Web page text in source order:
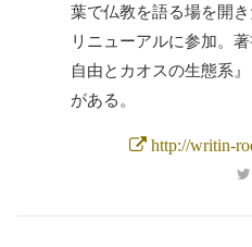
葉で仏教を語る場を開
リニューアルに参加。
自由とカオスの生態系
がある。
http://writin-